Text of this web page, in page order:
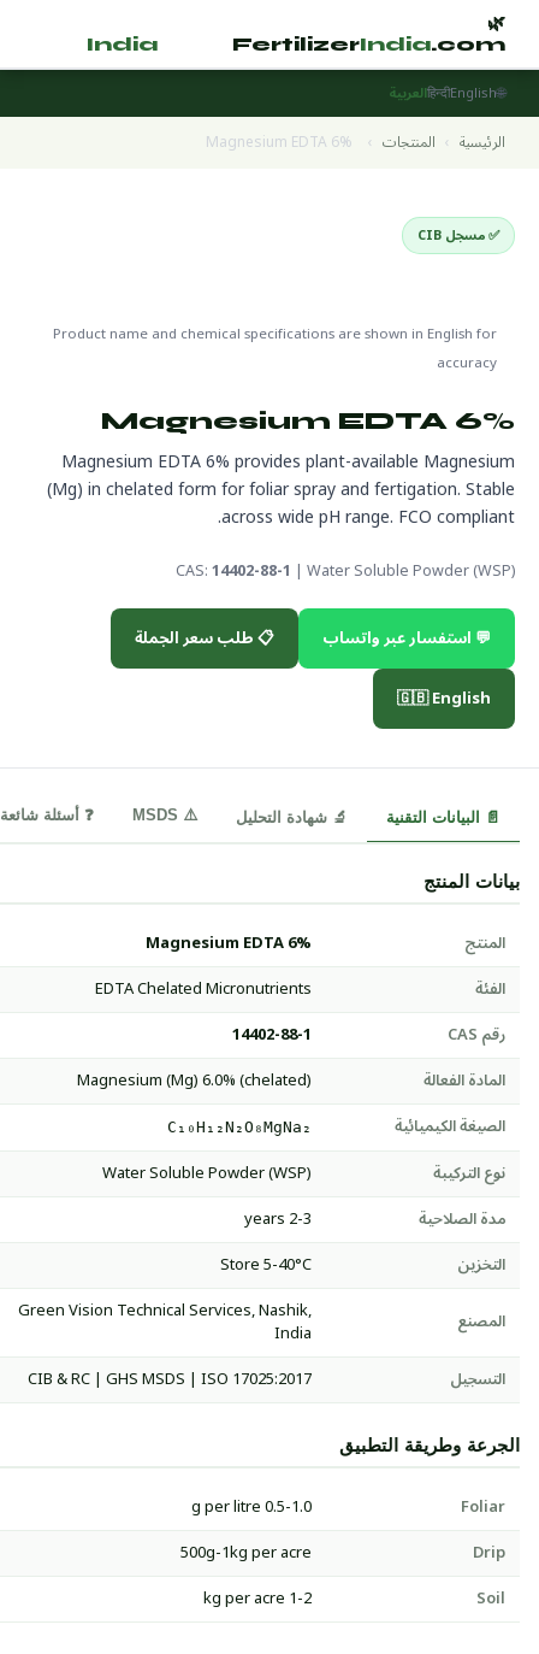
🌿
FertilizerIndia.com
India
🌐
English
हिन्दीالعربية
الرئيسية › المنتجات ›
Magnesium EDTA 6%
✅ مسجل CIB
Product name and chemical specifications are shown in English for
accuracy
Magnesium EDTA 6%
Magnesium EDTA 6% provides plant-available Magnesium
(Mg) in chelated form for foliar spray and fertigation. Stable
across wide pH range. FCO compliant.
CAS:14402-88-1 | Water Soluble Powder (WSP)
💬 استفسار عبر واتساب
📋 طلب سعر الجملة
🇬🇧 English
📄 البيانات التقنية 🔬 شهادة التحليل ⚠️ MSDS ❓ أسئلة شائعة
بيانات المنتج
المنتج
Magnesium EDTA 6%
الفئة
EDTA Chelated Micronutrients
رقم CAS
14402-88-1
المادة الفعالة
Magnesium (Mg) 6.0% (chelated)
الصيغة الكيميائية
C₁₀H₁₂N₂O₈MgNa₂
نوع التركيبة
Water Soluble Powder (WSP)
مدة الصلاحية
2-3 years
التخزين
Store 5-40°C
المصنع
Green Vision Technical Services, Nashik,
India
التسجيل
CIB & RC | GHS MSDS | ISO 17025:2017
الجرعة وطريقة التطبيق
Foliar
0.5-1.0 g per litre
Drip
500g-1kg per acre
Soil
1-2 kg per acre